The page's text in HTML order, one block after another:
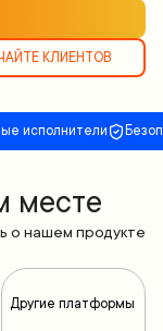
КЛИЕНТОВ
исполнители
месте
о нашем продукте
Другие платформы